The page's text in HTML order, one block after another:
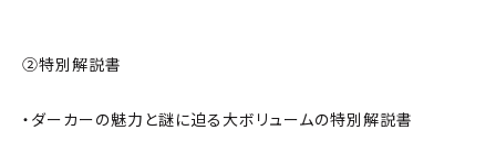
②特別解説書
・ダーカーの魅力と謎に迫る大ボリュームの特別解説書